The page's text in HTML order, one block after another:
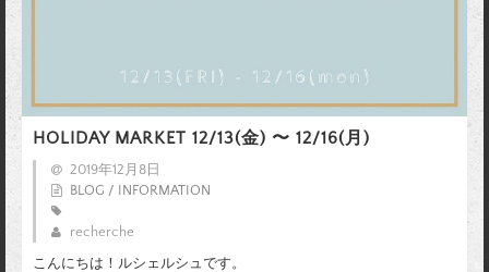
HOLIDAY MARKET 12/13(金) 〜 12/16(月)
2019年12月8日
BLOG / INFORMATION
recherche
こんにちは！ルシェルシュです。